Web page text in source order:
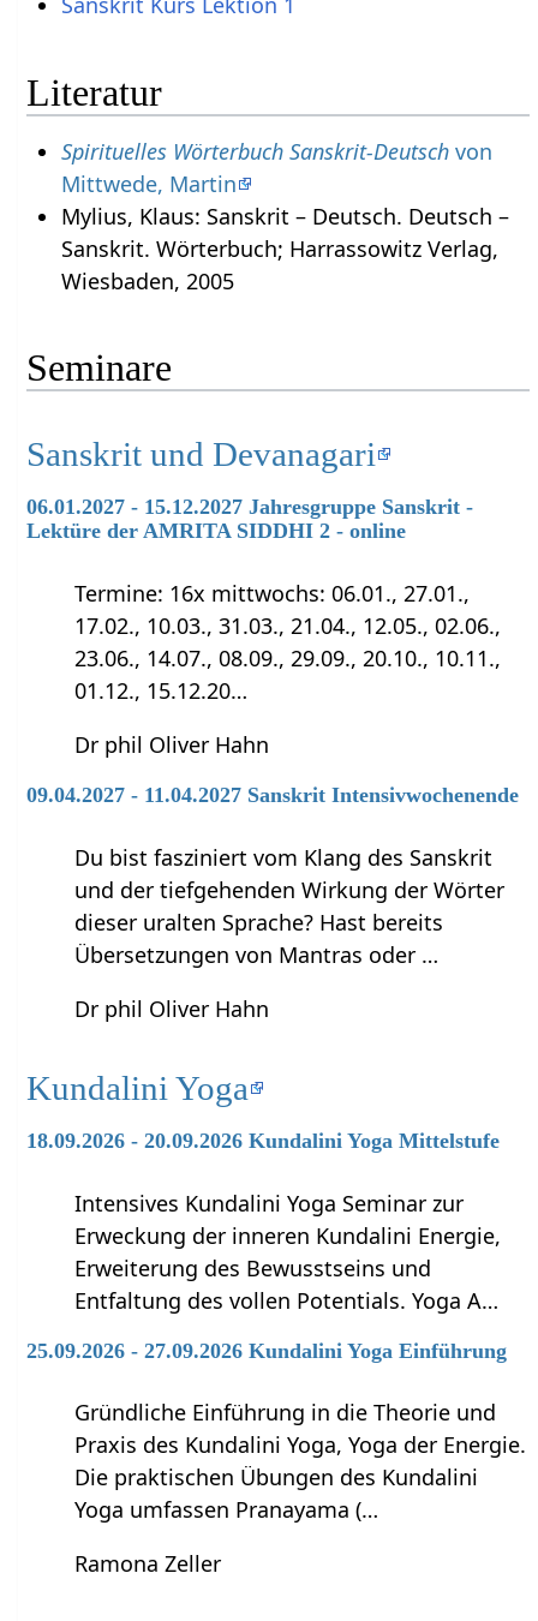
Literatur
Spirituelles Wörterbuch Sanskrit-Deutschvon
Mittwede, Martin
Mylius, Klaus: Sanskrit – Deutsch. Deutsch –
Sanskrit. Wörterbuch; Harrassowitz Verlag,
Wiesbaden, 2005
Seminare
Sanskrit und Devanagari
06.01.2027 - 15.12.2027 Jahresgruppe Sanskrit -
Lektüre der AMRITA SIDDHI 2 - online
Termine: 16x mittwochs: 06.01., 27.01.,
17.02., 10.03., 31.03., 21.04., 12.05., 02.06.,
23.06., 14.07., 08.09., 29.09., 20.10., 10.11.,
01.12., 15.12.20…
Dr phil Oliver Hahn
09.04.2027 - 11.04.2027 Sanskrit Intensivwochenende
Du bist fasziniert vom Klang des Sanskrit
und der tiefgehenden Wirkung der Wörter
dieser uralten Sprache? Hast bereits
Übersetzungen von Mantras oder …
Dr phil Oliver Hahn
Kundalini Yoga
18.09.2026 - 20.09.2026 Kundalini Yoga Mittelstufe
Intensives Kundalini Yoga Seminar zur
Erweckung der inneren Kundalini Energie,
Erweiterung des Bewusstseins und
Entfaltung des vollen Potentials. Yoga A…
25.09.2026 - 27.09.2026 Kundalini Yoga Einführung
Gründliche Einführung in die Theorie und
Praxis des Kundalini Yoga, Yoga der Energie.
Die praktischen Übungen des Kundalini
Yoga umfassen Pranayama (…
Ramona Zeller